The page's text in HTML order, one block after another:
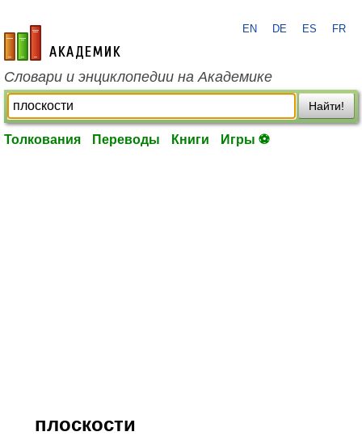
academic.ru
EN DE ES FR
Словари и энциклопедии на Академике
Найти!
Толкования Переводы Книги Игры ⚽
плоскости